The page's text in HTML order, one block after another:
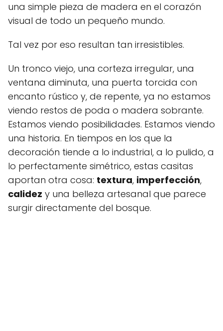
una simple pieza de madera en el corazón
visual de todo un pequeño mundo.
Tal vez por eso resultan tan irresistibles.
Un tronco viejo, una corteza irregular, una
ventana diminuta, una puerta torcida con
encanto rústico y, de repente, ya no estamos
viendo restos de poda o madera sobrante.
Estamos viendo posibilidades. Estamos viendo
una historia. En tiempos en los que la
decoración tiende a lo industrial, a lo pulido, a
lo perfectamente simétrico, estas casitas
aportan otra cosa: textura, imperfección,
calidez y una belleza artesanal que parece
surgir directamente del bosque.